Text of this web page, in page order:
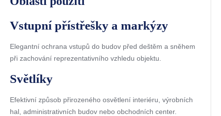
Vstupní přístřešky a markýzy
Elegantní ochrana vstupů do budov před deštěm a sněhem
při zachování reprezentativního vzhledu objektu.
Světlíky
Efektivní způsob přirozeného osvětlení interiéru, výrobních
hal, administrativních budov nebo obchodních center.